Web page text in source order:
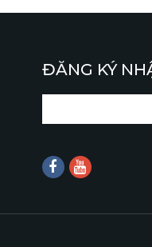
ĐĂNG KÝ